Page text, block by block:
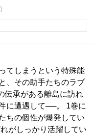
てしまうという特殊能
、その助手たちのラブ
伝承がある離島に訪れ
に遭遇して──。 1巻に
ちの個性が爆発してい
がしっかり活躍してい